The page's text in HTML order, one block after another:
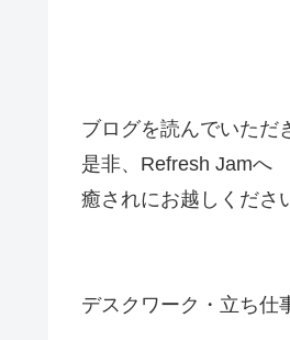
ブログを読んでいた
是非、Refresh Jamへ
癒されにお越しくださ
デスクワーク・立ち仕